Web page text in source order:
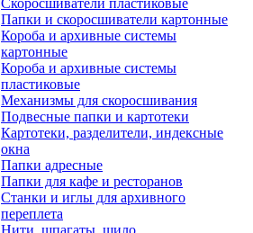
Скоросшиватели пластиковые
Папки и скоросшиватели картонные
Короба и архивные системы
картонные
Короба и архивные системы
пластиковые
Механизмы для скоросшивания
Подвесные папки и картотеки
Картотеки, разделители, индексные
окна
Папки адресные
Папки для кафе и ресторанов
Станки и иглы для архивного
переплета
Нити, шпагаты, шило